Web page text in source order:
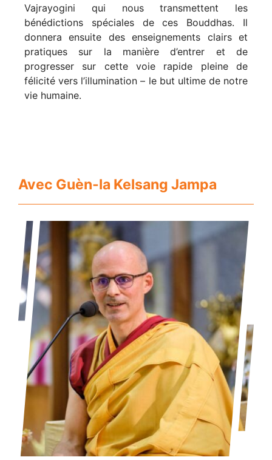
Vajrayogini qui nous transmettent les
bénédictions spéciales de ces Bouddhas. Il
donnera ensuite des enseignements clairs et
pratiques sur la manière d’entrer et de
progresser sur cette voie rapide pleine de
félicité vers l’illumination – le but ultime de notre
vie humaine.
Avec Guèn-la Kelsang Jampa